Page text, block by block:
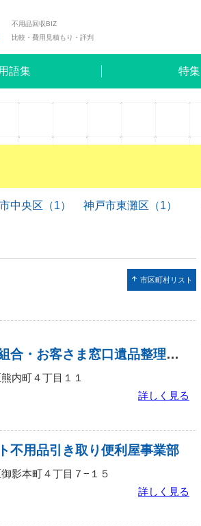
不用品回収BIZ
比較・費用見積もり・評判
用語集 特集
中央区（1） 神戸市東灘区（1）
arrow_upward 市区町村リスト
アーイ・ユー日本便利業組合・お客さま窓口遺品整理・不用品回収センター・中央地区
内町４丁目１１
詳しく見る
不用品引き取り便利屋事業部
影本町４丁目７−１５
詳しく見る